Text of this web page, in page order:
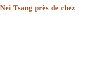
Tsang près de chez